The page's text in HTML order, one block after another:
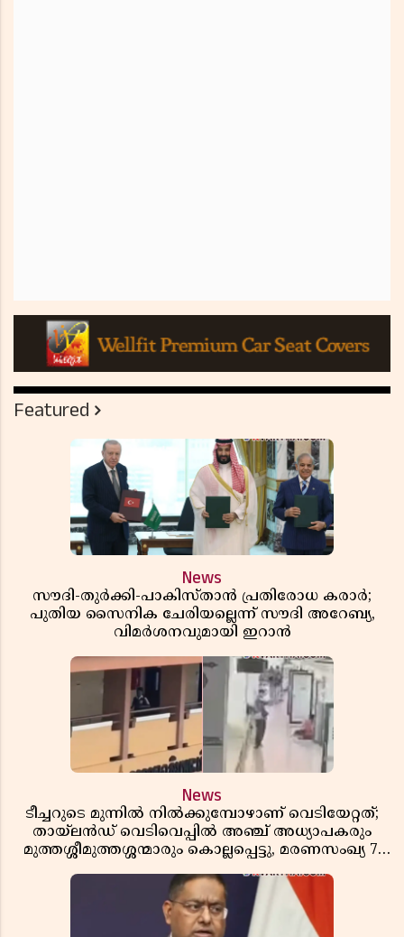
Featured
News
സൗദി-തുർക്കി-പാകിസ്താൻ പ്രതിരോധ കരാർ;
പുതിയ സൈനിക ചേരിയല്ലെന്ന് സൗദി അറേബ്യ,
വിമർശനവുമായി ഇറാൻ
News
ടീച്ചറുടെ മുന്നിൽ നിൽക്കുമ്പോഴാണ് വെടിയേറ്റത്;
തായ്‌ലൻഡ് വെടിവെപ്പിൽ അഞ്ച് അധ്യാപകരും
മുത്തശ്ശീമുത്തശ്ശന്മാരും കൊല്ലപ്പെട്ടു, മരണസംഖ്യ 7;